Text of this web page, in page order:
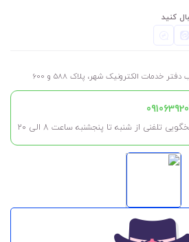
کنید
تلفنی از شنبه تا پنجشنبه ساعت 8 الی ۲۰